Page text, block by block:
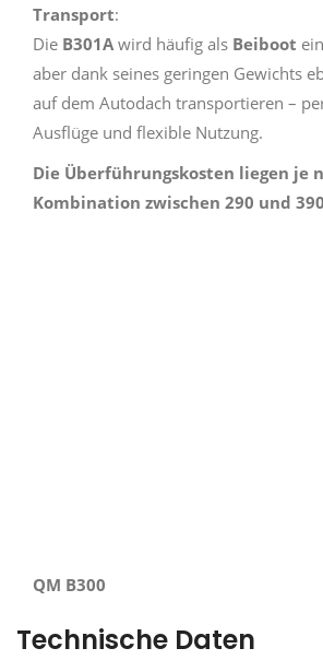
Transport:
Die B301Awird häufig als Beiboot
aber dank seines geringen Gewichts
auf dem Autodach transportieren –
Ausflüge und flexible Nutzung.
Die Überführungskosten liegen je
Kombination zwischen 290 und
QM B300
Technische Daten